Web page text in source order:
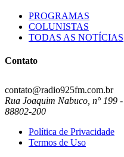
PROGRAMAS
COLUNISTAS
TODAS AS NOTÍCIAS
Contato
contato@radio925fm.com.br
Rua Joaquim Nabuco, n° 199
88802-200
Política de Privacidade
Termos de Uso